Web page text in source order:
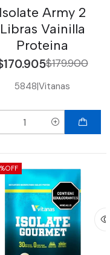
Isolate Army 2
Libras Vainilla
Proteina
$179.900
5848|Vitanas
OFF